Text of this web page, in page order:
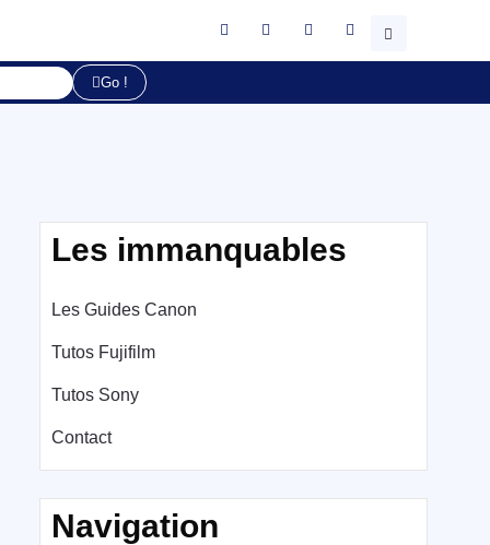
Go !
Les immanquables
Les Guides Canon
Tutos Fujifilm
Tutos Sony
Contact
Navigation